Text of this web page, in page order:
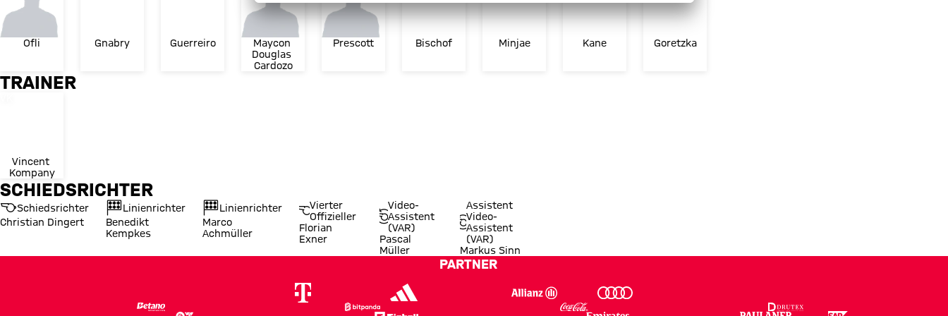
Ofli Gnabry Guerreiro
Maycon
Douglas
Cardozo
Prescott Bischof Minjae Kane Goretzka
TRAINER
Vincent
Kompany
SCHIEDSRICHTER
Schiedsrichter
Christian Dingert
Linienrichter
Benedikt
Kempkes
Linienrichter
Marco
Achmüller
Vierter
Offizieller
Florian
Exner
Video-
Assistent
(VAR)
Pascal
Müller
Assistent
Video-
Assistent
(VAR)
Markus Sinn
PARTNER